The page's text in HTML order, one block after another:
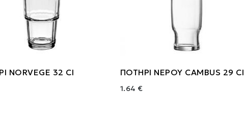
NORVEGE 32 Cl ΠΟΤΗΡΙ ΝΕΡΟΥ CAMBUS 29 Cl
1.64 €